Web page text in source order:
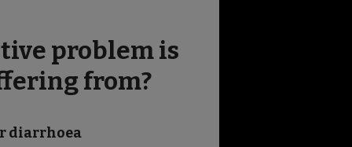
problem is
from?
diarrhoea